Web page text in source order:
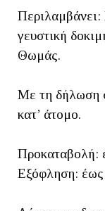
γευστική
Θωμάς.
Με τη δήλωση
κατ’ άτομο.
Προκαταβολή:
Εξόφληση: έως